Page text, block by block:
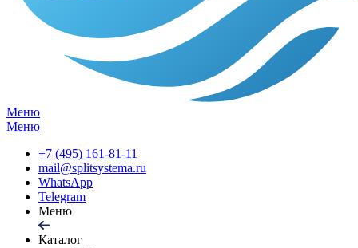
Меню
Меню
+7 (495) 161-81-11
mail@splitsystema.ru
WhatsApp
Telegram
Меню
Каталог